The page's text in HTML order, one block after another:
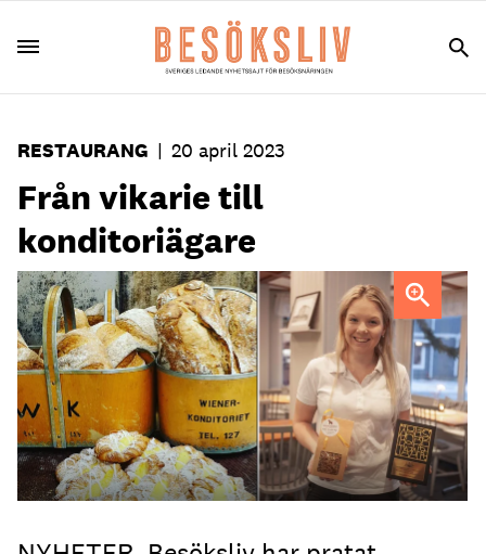
RESTAURANG | 20 april 2023
Från vikarie till
konditoriägare
Malin Olenius med priset hon fick när hon blev utsedd till
Årets Unga Företagare i Hedemora 2022.
Foto:
Wienerkonditoriet